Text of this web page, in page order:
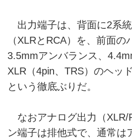
出力端子は、背面に2系
（XLRとRCA）を、前面の
3.5mmアンバランス、
XLR（4pin、TRS）のヘッ
という徹底ぶりだ。
なおアナログ出力（XLR/
ン端子は排他式で、通常は